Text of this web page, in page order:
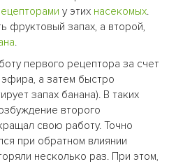
у этих насекомых.
фруктовый запах, а второй,
.
первого рецептора за счет
а затем быстро
запах банана). В таких
второго
свою работу. Точно
при обратном влиянии
несколько раз. При этом,